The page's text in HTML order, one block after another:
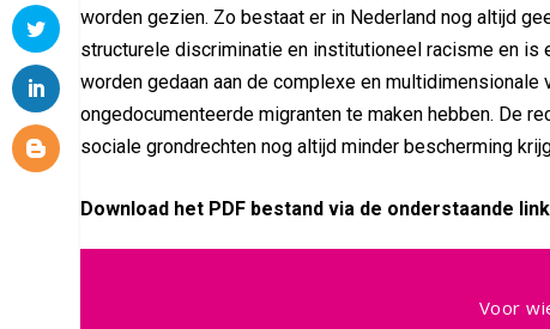
worden gezien. Zo bestaat er in Nederland nog altijd
structurele discriminatie en institutioneel racisme en
worden gedaan aan de complexe en
ongedocumenteerde migranten te maken hebben. De
sociale grondrechten nog altijd minder bescherming
Download het PDF bestand via de onderstaande
Voor